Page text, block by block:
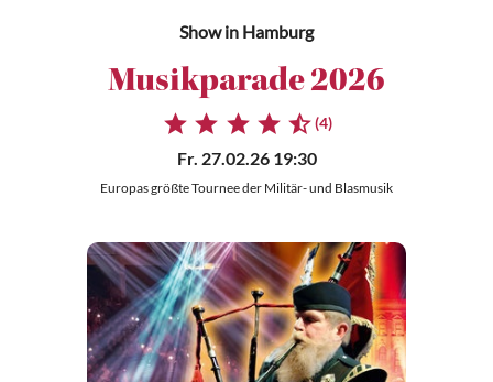
Showin Hamburg
Musikparade 2026
(4)
Fr. 27.02.26 19:30
Europas größte Tournee der Militär- und Blasmusik